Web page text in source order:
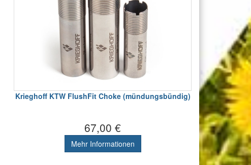
Krieghoff KTW FlushFit Choke (mündungsbündig)
67,00 €
Mehr Informationen